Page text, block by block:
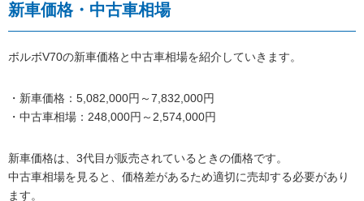
新車価格・中古車相場
ボルボV70の新車価格と中古車相場を紹介していきます。
・新車価格：5,082,000円～7,832,000円
・中古車相場：248,000円～2,574,000円
新車価格は、3代目が販売されているときの価格です。
中古車相場を見ると、価格差があるため適切に売却する必要があり
ます。